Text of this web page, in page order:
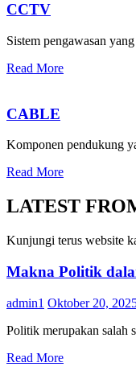
CCTV
Sistem pengawasan
Read More
CABLE
Komponen pendukung
Read More
LATEST
Kunjungi terus website
Makna Politik
admin1 Oktober 20,
Politik merupakan salah
Read More